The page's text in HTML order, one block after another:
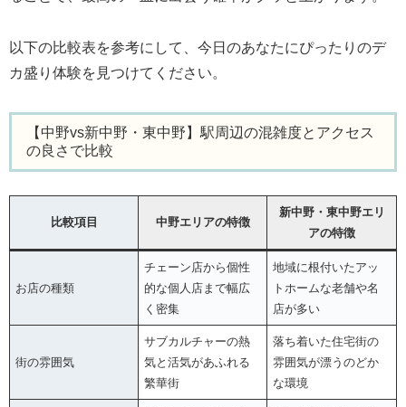
以下の比較表を参考にして、今日のあなたにぴったりのデ
カ盛り体験を見つけてください。
【中野vs新中野・東中野】駅周辺の混雑度とアクセス
の良さで比較
比較項目 中野エリアの特徴
新中野・東中野エリ
アの特徴
お店の種類
チェーン店から個性
的な個人店まで幅広
く密集
地域に根付いたアッ
トホームな老舗や名
店が多い
街の雰囲気
サブカルチャーの熱
気と活気があふれる
繁華街
落ち着いた住宅街の
雰囲気が漂うのどか
な環境